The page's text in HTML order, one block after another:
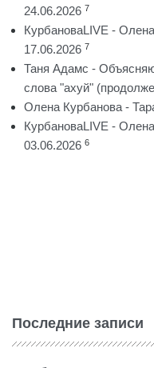
24.06.2026 7
КурбановаLIVE -
17.06.2026 7
Таня Адамс -
слова "ахуй"
Олена Курбанова -
КурбановаLIVE -
03.06.2026 6
Последние записи